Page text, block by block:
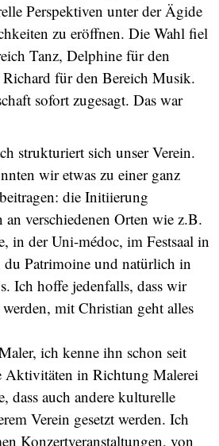
Perspektiven unter der Ägide
zu eröffnen. Die Wahl fiel
Tanz, Delphine für den
für den Bereich Musik.
sofort zugesagt. Das war
strukturiert sich unser Verein.
wir etwas zu einer ganz
die Initiierung
verschiedenen Orten wie z.B.
in der Uni-médoc, im Festsaal in
Patrimoine und natürlich in
Ich hoffe jedenfalls, dass wir
mit Christian geht alles
ich kenne ihn schon seit
Aktivitäten in Richtung Malerei
dass auch andere kulturelle
Verein gesetzt werden. Ich
Konzertveranstaltungen, von